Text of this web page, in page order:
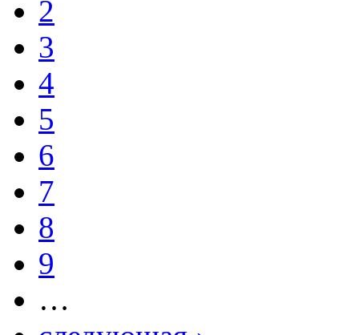
2
3
4
5
6
7
8
9
…